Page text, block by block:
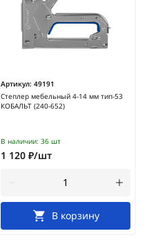
Артикул: 49191
Степлер мебельный 4-14 мм тип-53
КОБАЛЬТ (240-652)
В наличии: 36 шт
1 120 ₽/шт
В корзину